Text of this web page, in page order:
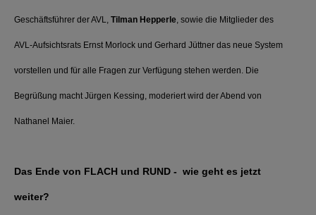
Geschäftsführer der AVL, Tilman Hepperle , sowie die Mitglieder des
AVL-Aufsichtsrats Ernst Morlock und Gerhard Jüttner das neue System
vorstellen und für alle Fragen zur Verfügung stehen werden. Die
Begrüßung macht Jürgen Kessing, moderiert wird der Abend von
Nathanel Maier.
Das Ende von FLACH und RUND - wie geht es jetzt
weiter?